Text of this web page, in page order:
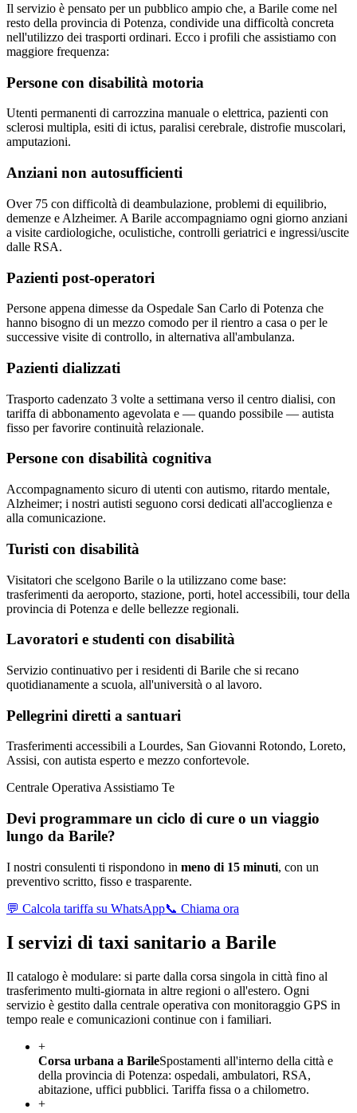
Il servizio è pensato per un pubblico ampio che, a Barile come nel
resto della provincia di Potenza, condivide una difficoltà concreta
nell'utilizzo dei trasporti ordinari. Ecco i profili che assistiamo con
maggiore frequenza:
Persone con disabilità motoria
Utenti permanenti di carrozzina manuale o elettrica, pazienti con
sclerosi multipla, esiti di ictus, paralisi cerebrale, distrofie muscolari,
amputazioni.
Anziani non autosufficienti
Over 75 con difficoltà di deambulazione, problemi di equilibrio,
demenze e Alzheimer. A Barile accompagniamo ogni giorno anziani
a visite cardiologiche, oculistiche, controlli geriatrici e ingressi/uscite
dalle RSA.
Pazienti post-operatori
Persone appena dimesse da Ospedale San Carlo di Potenza che
hanno bisogno di un mezzo comodo per il rientro a casa o per le
successive visite di controllo, in alternativa all'ambulanza.
Pazienti dializzati
Trasporto cadenzato 3 volte a settimana verso il centro dialisi, con
tariffa di abbonamento agevolata e — quando possibile — autista
fisso per favorire continuità relazionale.
Persone con disabilità cognitiva
Accompagnamento sicuro di utenti con autismo, ritardo mentale,
Alzheimer; i nostri autisti seguono corsi dedicati all'accoglienza e
alla comunicazione.
Turisti con disabilità
Visitatori che scelgono Barile o la utilizzano come base:
trasferimenti da aeroporto, stazione, porti, hotel accessibili, tour della
provincia di Potenza e delle bellezze regionali.
Lavoratori e studenti con disabilità
Servizio continuativo per i residenti di Barile che si recano
quotidianamente a scuola, all'università o al lavoro.
Pellegrini diretti a santuari
Trasferimenti accessibili a Lourdes, San Giovanni Rotondo, Loreto,
Assisi, con autista esperto e mezzo confortevole.
Centrale Operativa Assistiamo Te
Devi programmare un ciclo di cure o un viaggio
lungo da Barile?
I nostri consulenti ti rispondono in meno di 15 minuti, con un
preventivo scritto, fisso e trasparente.
💬 Calcola tariffa su WhatsApp📞 Chiama ora
I servizi di taxi sanitario a Barile
Il catalogo è modulare: si parte dalla corsa singola in città fino al
trasferimento multi-giornata in altre regioni o all'estero. Ogni
servizio è gestito dalla centrale operativa con monitoraggio GPS in
tempo reale e comunicazioni continue con i familiari.
+
Corsa urbana a BarileSpostamenti all'interno della città e
della provincia di Potenza: ospedali, ambulatori, RSA,
abitazione, uffici pubblici. Tariffa fissa o a chilometro.
+